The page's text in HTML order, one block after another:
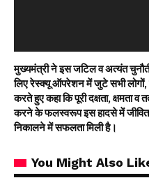
मुख्यमंत्री ने इस जटिल व अत्यंत
लिए रेस्क्यू ऑपरेशन में जुटे सभी लोगों,
करते हुए कहा कि पूरी दक्षता, क्षमता
करने के फलस्वरूप इस हादसे में जीवित
निकालने में सफलता मिली है।
You Might Also